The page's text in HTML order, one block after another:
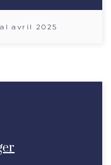
avril 2025